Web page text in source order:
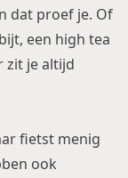
dat proef je. Of
een high tea
zit je altijd
fietst menig
ook